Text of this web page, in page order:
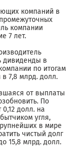
компаний в
компании
7 лет.
дивиденды в
по итогам
7,8 млрд. долл.
от выплаты
По
долл. на
угля,
в мире
чистый долг
15,8 млрд. долл.